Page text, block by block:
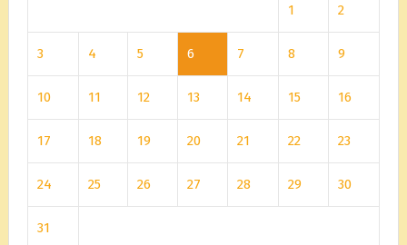
1 2
3 4 5 6 7 8 9
10 11 12 13 14 15 16
17 18 19 20 21 22 23
24 25 26 27 28 29 30
31